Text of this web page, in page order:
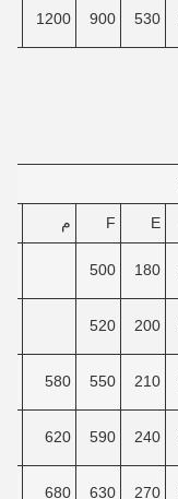
530
900
1200
E
F م
180
500
200
520
210
550
580
240
590
620
270
630
680